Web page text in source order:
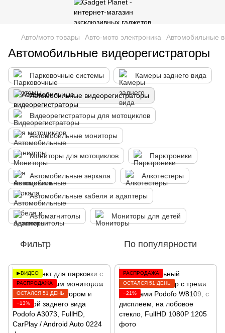
Авто/мото товары Авто-мото электроника Автомобильные
Автомобильные видеорегистраторы
Парковочные системы Камеры заднего вида
Автомобильные видеорегистраторы
Видеорегистраторы для мотоциклов
Автомобильные мониторы
Мониторы для мотоциклов Парктроники
Автомобильные зеркала Алкотестеры
Автомобильные кабеля и адаптеры
Автомагнитолы Мониторы для детей
Фильтр По популярности
▶ВИДЕО
РАСПРОДАЖА
ОСТАЛСЯ 51 ДЕНЬ
−13%
РАСПРОДАЖА
ОСТАЛСЯ 51 ДЕНЬ
−21%